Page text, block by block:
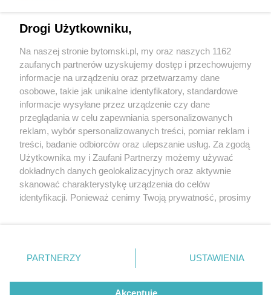
wymiana kolejnych opraw oświetleniowych
1 / 7
Nowe oprawy LED w Bytomiu
Wydawca mediów lokalnych
Nie zapomnij
zapoznać się z:
polityką prywatności regulamin korzystania z portali
Twojemiasto
Piekary Śląskie
Chorzów
Tarnowskie Góry
Gliwice
Skontakuj sięz nami
Kontakt
Wydawca
Pogoda
Drogi Użytkowniku,
Na naszej stronie bytomski.pl, my oraz naszych 1162
zaufanych partnerów uzyskujemy dostęp i przechowujemy
informacje na urządzeniu oraz przetwarzamy dane
osobowe, takie jak unikalne identyfikatory, standardowe
informacje wysyłane przez urządzenie czy dane
przeglądania w celu zapewniania spersonalizowanych
reklam, wybór spersonalizowanych treści, pomiar reklam i
treści, badanie odbiorców oraz ulepszanie usług. Za zgodą
Użytkownika my i Zaufani Partnerzy możemy używać
dokładnych danych geolokalizacyjnych oraz aktywnie
skanować charakterystykę urządzenia do celów
identyfikacji. Ponieważ cenimy Twoją prywatność, prosimy
prywatności znajdujący się w lewym dolnym rogu strony
. Niektóre rodzaje przetwarzania danych nie wymagają
zgody użytkownika, ale masz prawo sprzeciwić się
takiemu przetwarzaniu. Preferencje będą miały
PARTNERZY USTAWIENIA
Akceptuję